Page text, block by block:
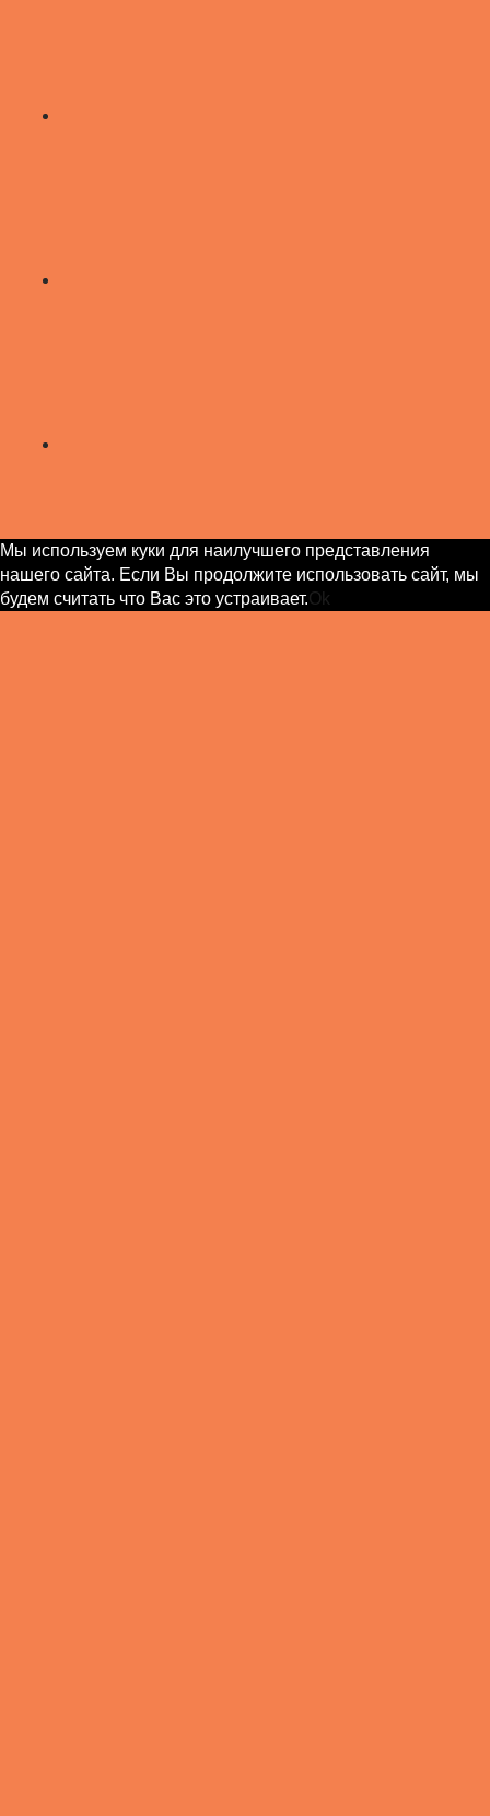
Мы используем куки для наилучшего представления
нашего сайта. Если Вы продолжите использовать сайт, мы
будем считать что Вас это устраивает.Ok